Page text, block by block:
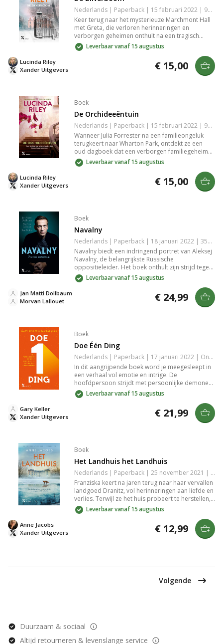
Nederlands | Paperback | 15 februari 2022 | 9789401616461
Keer terug naar het mysterieuze Marchmont Hall
met Greta, die verloren herinneringen en
verborgen geheimen onthult na een tragisch
ongeluk. Ontdek een verhaal vol familiegeheimen,
liefde en vergeving, geschreven door
meeslepende reis door verleden en heden.
Leverbaar vanaf 15 augustus
Xander Uitgevers
Lucinda Riley € 15,00
Boek
De Orchideeëntuin
Nederlands | Paperback | 15 februari 2022 | 9789401616454
Wanneer Julia Forrester na een familieongeluk
terugkeert naar Wharton Park, ontdekt ze een
oud dagboek dat een verborgen familiegeheim
onthult. In deze meeslepende roman verweeft
Lucinda Riley op schitterende wijze de
geschiedenis van twee families, hun liefde en
Leverbaar vanaf 15 augustus
Xander Uitgevers
Lucinda Riley € 15,00
Boek
Navalny
Nederlands | Paperback | 18 januari 2022 | 352 pagina's | 9789401615327
Navalny biedt een indringend portret van Aleksej
Navalny, de belangrijkste Russische
oppositieleider. Het boek onthult zijn strijd tegen
corruptie, zijn invloed op het huidige Rusland en
de complexe kanten van zijn persoonlijkheid en
Leverbaar vanaf 15 augustus
Morvan Lallouet
Jan Matti Dollbaum € 24,99
Boek
Doe Één Ding
Nederlands | Paperback | 17 januari 2022 | Onbekend | 9789401616300
In dit aangrijpende boek word je meegesleept in
een verhaal vol emotie en intrige. De
hoofdpersoon strijdt met persoonlijke demonen
en zoekt naar zingeving in het leven. Dit verhaal
verkent thema's van liefde, verlies en de
zoektocht naar identiteit, waardoor het een
meeslepende leeservaring biedt die je niet snel
vergeet. Perfect voor liefhebbers van pakkende
Leverbaar vanaf 15 augustus
Xander Uitgevers
Gary Keller € 21,99
Boek
Het Landhuis het Landhuis
Nederlands | Paperback | 25 november 2021 | Onbekend | 9789401615945
Franziska keert na jaren terug naar haar vervallen
landgoed Dranitz, vol herinneringen aan liefde en
verlies. Terwijl ze het huis probeert te herstellen,
blijft de hoop op een toekomst met haar
jeugdliefde Walter levend. Een ontroerend
Leverbaar vanaf 15 augustus
Xander Uitgevers
Anne Jacobs € 12,99
Volgende
Duurzaam & sociaal
Altijd retourneren & levenslange service